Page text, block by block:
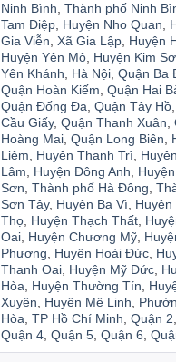
Ninh Bình Thành phố Ninh
Tam Điệp Huyện Nho Quan
Gia Viễn Xã Gia Lập Huyện
Huyện Yên Mô Huyện Kim
Yên Khánh
Hà Nội Quận Ba
Quận Hoàn Kiếm Quận Hai
Quận Đống Đa Quận Tây Hồ
Cầu Giấy, Quận Thanh Xuân
Hoàng Mai Quận Long Biên
Liêm
Huyện Thanh Trì
Lâm
Huyện Đông Anh
Sơn Thành phố Hà Đông
Sơn Tây, Huyện Ba Vì
Huyện
Thọ Huyện Thạch Thất
Oai Huyện Chương Mỹ
Phượng
Huyện Hoài Đức
Thanh Oai Huyện Mỹ Đức
Hòa
Huyện Thường Tín
Xuyên
Huyện Mê Linh
Hòa TP Hồ Chí Minh Quận 2
Quận 4 Quận 5 Quận 6